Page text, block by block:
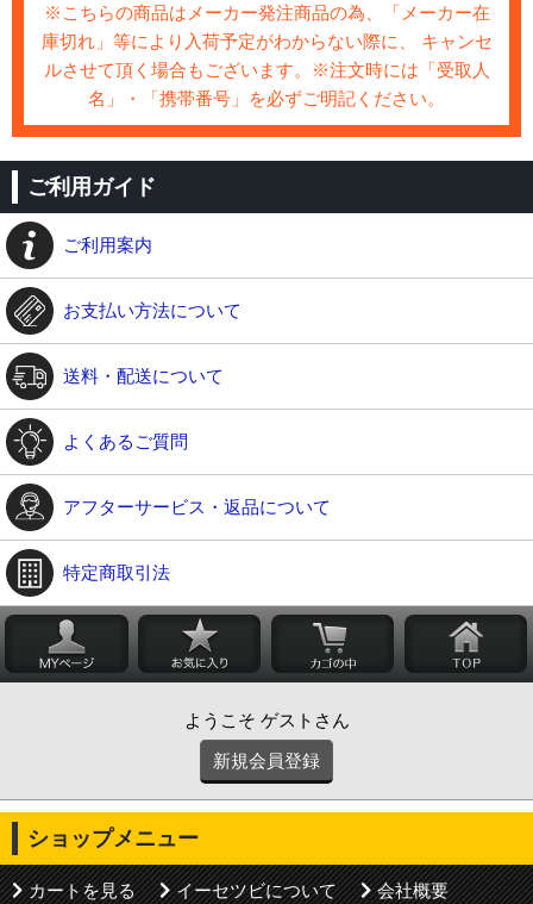
※こちらの商品はメーカー発注商品の為、「メーカー在
庫切れ」等により入荷予定がわからない際に、 キャンセ
ルさせて頂く場合もございます。※注文時には「受取人
名」・「携帯番号」を必ずご明記ください。
ご利用ガイド
ご利用案内
お支払い方法について
送料・配送について
よくあるご質問
アフターサービス・返品について
特定商取引法
ようこそ ゲストさん
新規会員登録
ショップメニュー
カートを見る イーセツビについて 会社概要